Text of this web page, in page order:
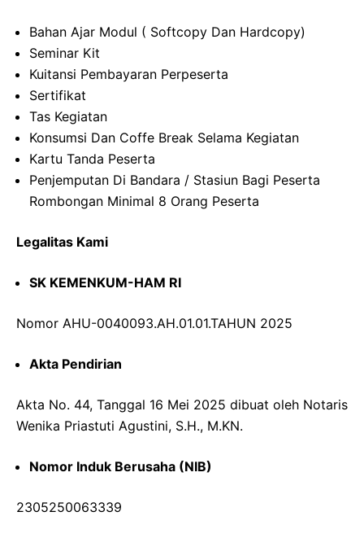
Bahan Ajar Modul ( Softcopy Dan Hardcopy)
Seminar Kit
Kuitansi Pembayaran Perpeserta
Sertifikat
Tas Kegiatan
Konsumsi Dan Coffe Break Selama Kegiatan
Kartu Tanda Peserta
Penjemputan Di Bandara / Stasiun Bagi Peserta
Rombongan Minimal 8 Orang Peserta
Legalitas Kami
SK KEMENKUM-HAM RI
Nomor AHU-0040093.AH.01.01.TAHUN 2025
Akta Pendirian
Akta No. 44, Tanggal 16 Mei 2025 dibuat oleh Notaris
Wenika Priastuti Agustini, S.H., M.KN.
Nomor Induk Berusaha (NIB)
2305250063339